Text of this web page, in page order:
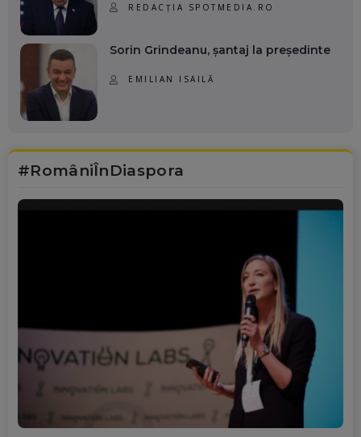
REDACȚIA SPOTMEDIA.RO
Sorin Grindeanu, șantaj la președinte
EMILIAN ISAILĂ
#RomâniÎnDiaspora